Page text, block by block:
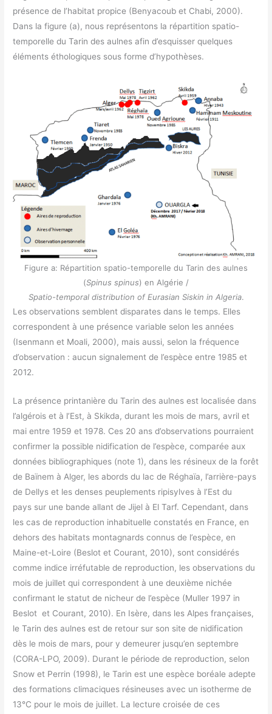
présence de l’habitat propice (Benyacoub et Chabi, 2000).
Dans la figure (a), nous représentons la répartition spatio-
temporelle du Tarin des aulnes afin d’esquisser quelques
éléments éthologiques sous forme d’hypothèses.
Figure a: Répartition spatio-temporelle du Tarin des aulnes
(Spinus spinus) en Algérie /
Spatio-temporal distribution of Eurasian Siskin in Algeria.
Les observations semblent disparates dans le temps. Elles
correspondent à une présence variable selon les années
(Isenmann et Moali, 2000), mais aussi, selon la fréquence
d’observation : aucun signalement de l’espèce entre 1985 et
2012.
La présence printanière du Tarin des aulnes est localisée dans
l’algérois et à l’Est, à Skikda, durant les mois de mars, avril et
mai entre 1959 et 1978. Ces 20 ans d’observations pourraient
confirmer la possible nidification de l’espèce, comparée aux
données bibliographiques (note 1), dans les résineux de la forêt
de Baïnem à Alger, les abords du lac de Réghaïa, l’arrière-pays
de Dellys et les denses peuplements ripisylves à l’Est du
pays sur une bande allant de Jijel à El Tarf. Cependant, dans
les cas de reproduction inhabituelle constatés en France, en
dehors des habitats montagnards connus de l’espèce, en
Maine-et-Loire (Beslot et Courant, 2010), sont considérés
comme indice irréfutable de reproduction, les observations du
mois de juillet qui correspondent à une deuxième nichée
confirmant le statut de nicheur de l’espèce (Muller 1997 in
Beslot et Courant, 2010). En Isère, dans les Alpes françaises,
le Tarin des aulnes est de retour sur son site de nidification
dès le mois de mars, pour y demeurer jusqu’en septembre
(CORA-LPO, 2009). Durant le période de reproduction, selon
Snow et Perrin (1998), le Tarin est une espèce boréale adepte
des formations climaciques résineuses avec un isotherme de
13°C pour le mois de juillet. La lecture croisée de ces